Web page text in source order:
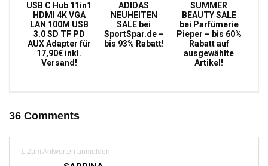
USB C Hub 11in1
HDMI 4K VGA
LAN 100M USB
3.0 SD TF PD
AUX Adapter für
17,90€ inkl.
Versand!
ADIDAS
NEUHEITEN
SALE bei
SportSpar.de –
bis 93% Rabatt!
SUMMER
BEAUTY SALE
bei Parfümerie
Pieper – bis 60%
Rabatt auf
ausgewählte
Artikel!
36 Comments
Zum Antworten anmelden